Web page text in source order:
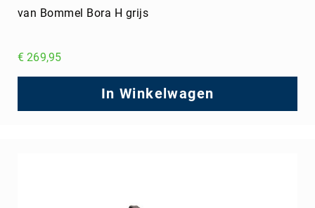
van Bommel Bora H grijs
€ 269,95
In Winkelwagen